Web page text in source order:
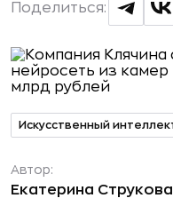
Поделиться:
Искусственный
Автор:
Екатерина Струкова